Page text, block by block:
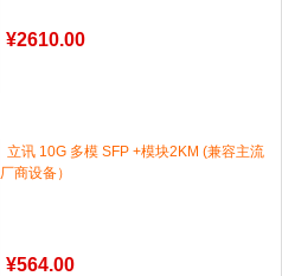
¥2610.00
立讯 10G 多模 SFP +模块2KM (兼容主流
厂商设备）
¥564.00